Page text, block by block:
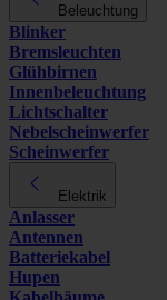
Beleuchtung
Blinker
Bremsleuchten
Glühbirnen
Innenbeleuchtung
Lichtschalter
Nebelscheinwerfer
Scheinwerfer
Elektrik
Anlasser
Antennen
Batteriekabel
Hupen